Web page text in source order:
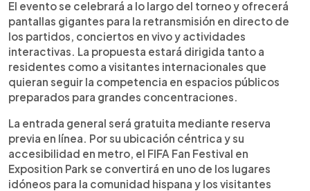
El evento se celebrará a lo largo del torneo y ofrecerá
pantallas gigantes para la retransmisión en directo de
los partidos, conciertos en vivo y actividades
interactivas. La propuesta estará dirigida tanto a
residentes como a visitantes internacionales que
quieran seguir la competencia en espacios públicos
preparados para grandes concentraciones.
La entrada general será gratuita mediante reserva
previa en línea. Por su ubicación céntrica y su
accesibilidad en metro, el FIFA Fan Festival en
Exposition Park se convertirá en uno de los lugares
idóneos para la comunidad hispana y los visitantes